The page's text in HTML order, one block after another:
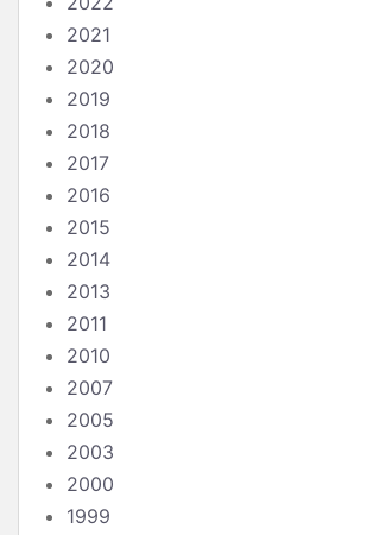
2021
2020
2019
2018
2017
2016
2015
2014
2013
2011
2010
2007
2005
2003
2000
1999